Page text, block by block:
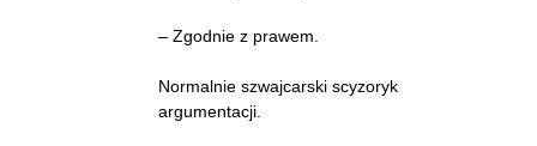
– Zgodnie z prawem.
Normalnie szwajcarski scyzoryk
argumentacji.